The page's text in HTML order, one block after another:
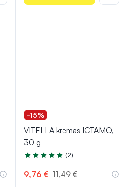
-15%
VITELLA kremas ICTAMO,
30 g
Įvertinimas 5.0 iš 5
(2)
9,76 € 11,49 €